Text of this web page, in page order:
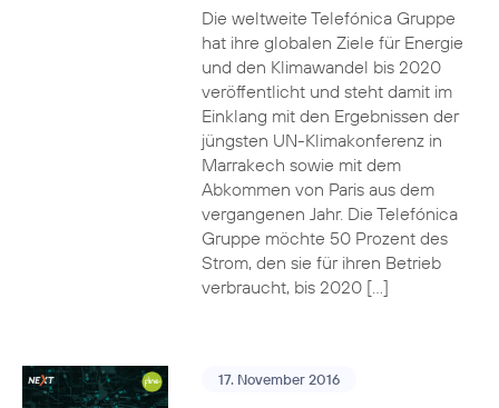
Die weltweite Telefónica Gruppe
hat ihre globalen Ziele für Energie
und den Klimawandel bis 2020
veröffentlicht und steht damit im
Einklang mit den Ergebnissen der
jüngsten UN-Klimakonferenz in
Marrakech sowie mit dem
Abkommen von Paris aus dem
vergangenen Jahr. Die Telefónica
Gruppe möchte 50 Prozent des
Strom, den sie für ihren Betrieb
verbraucht, bis 2020 […]
17. November 2016